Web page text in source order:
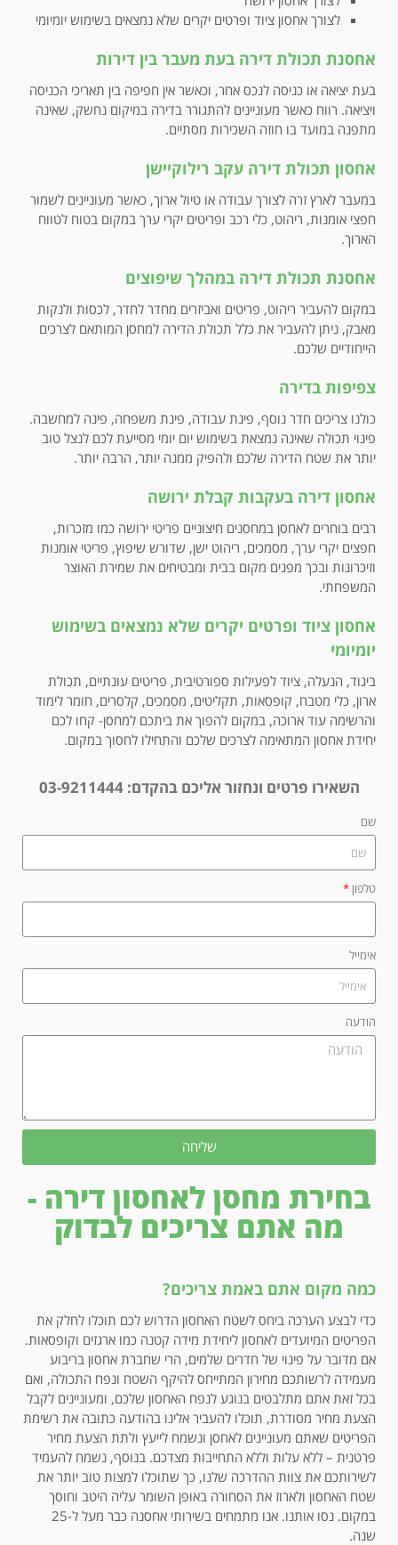
לצורך אחסון ציוד ופרטים יקרים שלא נמצאים בשימוש יומיומי
אחסנת תכולת דירה בעת מעבר בין דירות
בעת יציאה או כניסה לנכס אחר, וכאשר אין חפיפה בין תאריכי הכניסה
ויציאה. רווח כאשר מעוניינים להתגורר בדירה במיקום נחשק, שאינה
מתפנה במועד בו חוזה השכירות מסתיים.
אחסון תכולת דירה עקב רילוקיישן
במעבר לארץ זרה לצורך עבודה או טיול ארוך, כאשר מעוניינים לשמור
חפצי אומנות, ריהוט, כלי רכב ופריטים יקרי ערך במקום בטוח לטווח
הארוך.
אחסנת תכולת דירה במהלך שיפוצים
במקום להעביר ריהוט, פריטים ואביזרים מחדר לחדר, לכסות ולנקות
מאבק, ניתן להעביר את כלל תכולת הדירה למחסן המותאם לצרכים
הייחודיים שלכם.
צפיפות בדירה
כולנו צריכים חדר נוסף, פינת עבודה, פינת משפחה, פינה למחשבה.
פינוי תכולה שאינה נמצאת בשימוש יום יומי מסייעת לכם לנצל טוב
יותר את שטח הדירה שלכם ולהפיק ממנה יותר, הרבה יותר.
אחסון דירה בעקבות קבלת ירושה
רבים בוחרים לאחסן במחסנים חיצוניים פריטי ירושה כמו מזכרות,
חפצים יקרי ערך, מסמכים, ריהוט ישן, שדורש שיפוץ, פריטי אומנות
וזיכרונות ובכך מפנים מקום בבית ומבטיחים את שמירת האוצר
המשפחתי.
אחסון ציוד ופרטים יקרים שלא נמצאים בשימוש
יומיומי
ביגוד, הנעלה, ציוד לפעילות ספורטיבית, פריטים עונתיים, תכולת
ארון, כלי מטבח, קופסאות, תקליטים, מסמכים, קלסרים, חומר לימוד
והרשימה עוד ארוכה, במקום להפוך את ביתכם למחסן- קחו לכם
יחידת אחסון המתאימה לצרכים שלכם והתחילו לחסוך במקום.
השאירו פרטים ונחזור אליכם בהקדם: 03-9211444
שם
טלפון
אימייל
הודעה
שליחה
בחירת מחסן לאחסון דירה -
מה אתם צריכים לבדוק
כמה מקום אתם באמת צריכים?
כדי לבצע הערכה ביחס לשטח האחסון הדרוש לכם תוכלו לחלק את
הפריטים המיועדים לאחסון ליחידת מידה קטנה כמו ארגזים וקופסאות.
אם מדובר על פינוי של חדרים שלמים, הרי שחברת אחסון בריבוע
מעמידה לרשותכם מחירון המתייחס להיקף השטח ונפח התכולה, ואם
בכל זאת אתם מתלבטים בנוגע לנפח האחסון שלכם, ומעוניינים לקבל
הצעת מחיר מסודרת, תוכלו להעביר אלינו בהודעה כתובה את רשימת
הפריטים שאתם מעוניינים לאחסן ונשמח לייעץ ולתת הצעת מחיר
פרטנית – ללא עלות וללא התחייבות מצדכם. בנוסף, נשמח להעמיד
לשירותכם את צוות ההדרכה שלנו, כך שתוכלו למצות טוב יותר את
שטח האחסון ולארוז את הסחורה באופן השומר עליה היטב וחוסך
במקום. נסו אותנו. אנו מתמחים בשירותי אחסנה כבר מעל ל-25
שנה.